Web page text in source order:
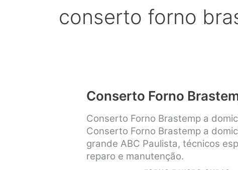
conserto forno
Conserto Forno
Conserto Forno Brastemp a
Conserto Forno Brastemp a
grande ABC Paulista, técnicos
reparo e manutenção.